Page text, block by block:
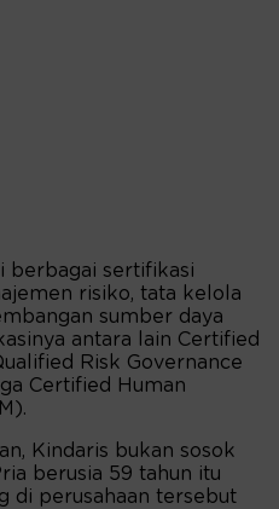
berbagai sertifikasi
risiko, tata kelola
sumber daya
antara lain Certified
Risk Governance
Certified Human
Kindaris bukan sosok
berusia 59 tahun itu
di perusahaan tersebut